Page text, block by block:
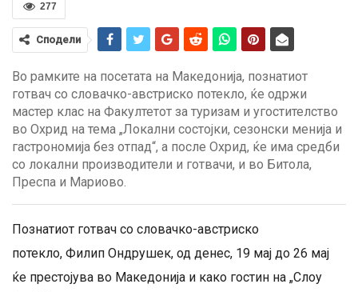
277
Сподели
Во рамките на посетата на Македонија, познатиот
готвач со словачко-австриско потекло, ќе одржи
мастер клас на Факултетот за туризам и угостителство
во Охрид на тема „Локални состојки, сезонски менија и
гастрономија без отпад“, а после Охрид, ќе има средби
со локални производители и готвачи, и во Битола,
Преспа и Мариово.
Познатиот готвач со словачко-австриско
потекло, Филип Ондрушек, од денес, 19 мај до 26 мај
ќе престојува во Македонија и како гостин на „Слоу